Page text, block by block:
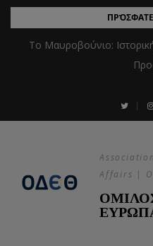
Το Μαυροβούνιο:
Affairs |